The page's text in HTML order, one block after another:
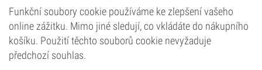
Funkční soubory cookie používáme ke zlepšení vašeho
online zážitku. Mimo jiné sledují, co vkládáte do nákupního
košíku. Použití těchto souborů cookie nevyžaduje
předchozí souhlas.